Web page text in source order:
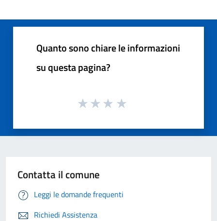
Quanto sono chiare le informazioni
su questa pagina?
Contatta il comune
Leggi le domande frequenti
Richiedi Assistenza